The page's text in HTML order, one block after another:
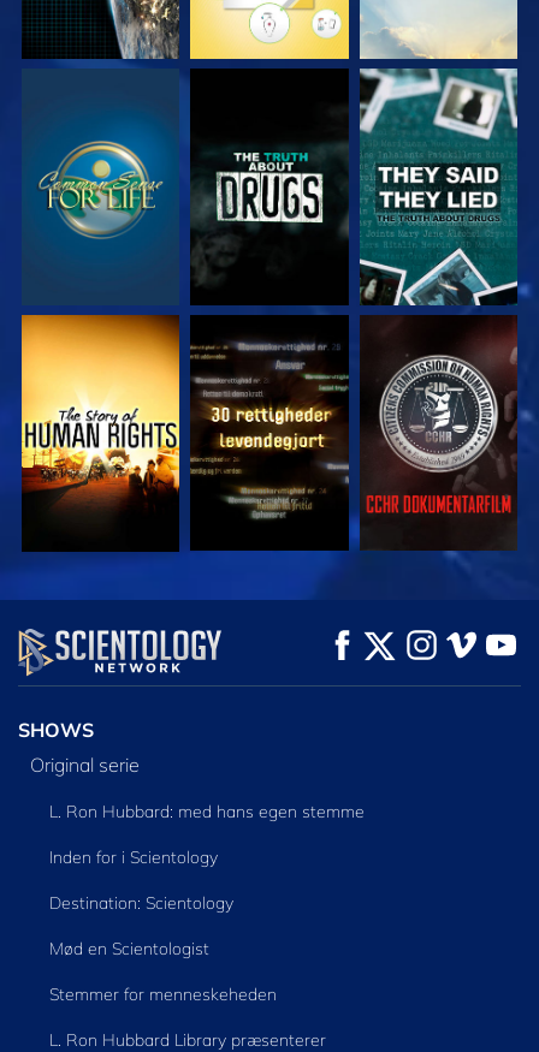
SE SE
SE SE SE
SE UDFORSK SERIEN
SHOWS
Original serie
L. Ron Hubbard: med hans egen stemme
Inden for i Scientology
Destination: Scientology
Mød en Scientologist
Stemmer for menneskeheden
L. Ron Hubbard Library præsenterer